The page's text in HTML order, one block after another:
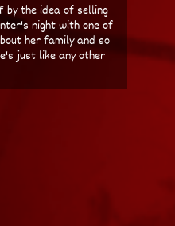
by the idea of selling
night with one of
her family and so
just like any other